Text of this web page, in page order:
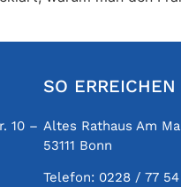
10 –
SO
Altes Rathaus Am
53111 Bonn
Telefon: 0228 / 77